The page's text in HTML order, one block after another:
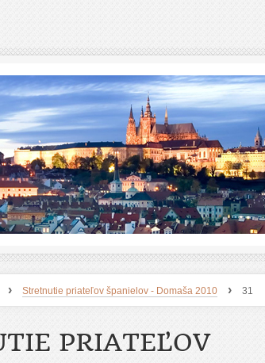
› Stretnutie priateľov španielov - Domaša 2010 › 31
PRIATEĽOV